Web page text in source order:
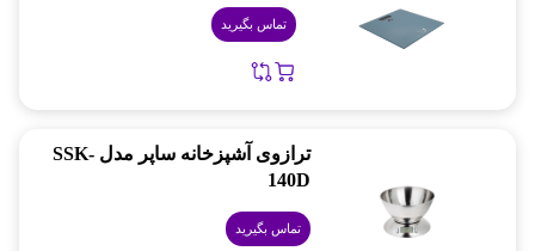
تماس بگیرید
ترازوی آشپزخانه ساپر مدل SSK-
140D
تماس بگیرید